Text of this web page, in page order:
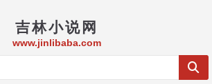
吉林小说网
www.jinlibaba.com